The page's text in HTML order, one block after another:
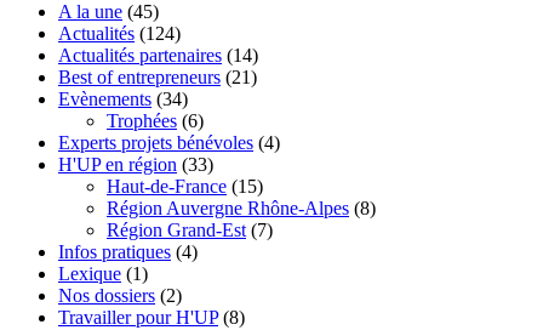
A la une (45)
Actualités (124)
Actualités partenaires (14)
Best of entrepreneurs (21)
Evènements (34)
Trophées (6)
Experts projets bénévoles (4)
H'UP en région (33)
Haut-de-France (15)
Région Auvergne Rhône-Alpes (8)
Région Grand-Est (7)
Infos pratiques (4)
Lexique (1)
Nos dossiers (2)
Travailler pour H'UP(8)